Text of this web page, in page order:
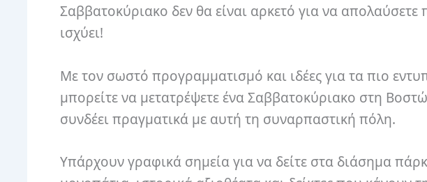
Σαββατοκύριακο δεν θα είναι αρκετό για να
ισχύει!
Με τον σωστό προγραμματισμό και ιδέες για τα πιο
μπορείτε να μετατρέψετε ένα Σαββατοκύριακο στη
συνδέει πραγματικά με αυτή τη συναρπαστική πόλη.
Υπάρχουν γραφικά σημεία για να δείτε στα διάσημα